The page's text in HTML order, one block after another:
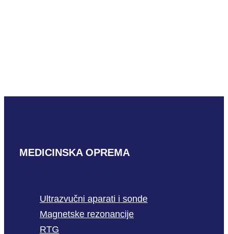
MEDICINSKA OPREMA
Ultrazvučni aparati i sonde
Magnetske rezonancije
RTG